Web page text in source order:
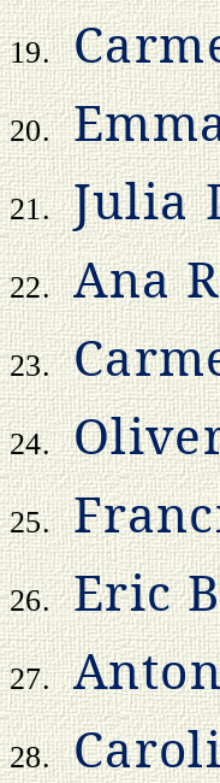
19.
20.
21. Julia
22. Ana
23.
24.
25.
26. Eric
27.
28.